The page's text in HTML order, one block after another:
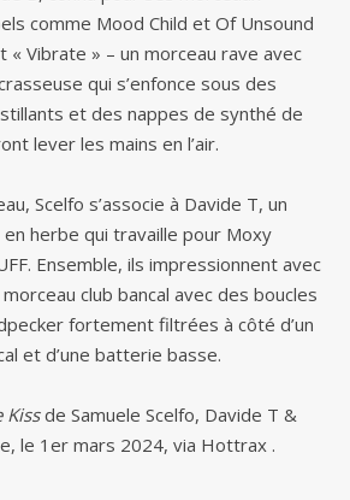
comme Mood Child et Of Unsound
« Vibrate » – un morceau rave avec
qui s’enfonce sous des
et des nappes de synthé de
lever les mains en l’air.
Scelfo s’associe à Davide T, un
herbe qui travaille pour Moxy
Ensemble, ils impressionnent avec
club bancal avec des boucles
fortement filtrées à côté d’un
et d’une batterie basse.
Kissde Samuele Scelfo, Davide T &
le 1er mars 2024, via Hottrax .